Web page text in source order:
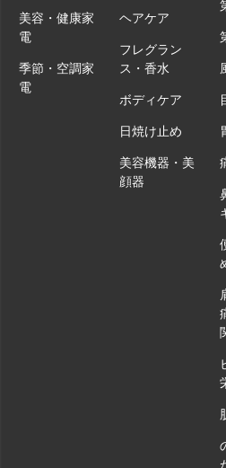
美容・健康家
電
季節・空調家
電
ヘアケア
フレグラン
ス・香水
ボディケア
日焼け止め
美容機器・美
顔器